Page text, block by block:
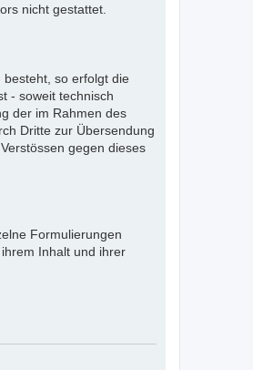
nicht gestattet.
so erfolgt die
- soweit technisch
der im Rahmen des
Dritte zur Übersendung
gegen dieses
Formulierungen
Inhalt und ihrer